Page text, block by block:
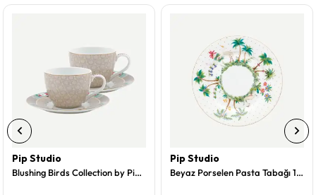
Pip Studio
Blushing Birds Collection by Pip Studio Haki Porselen Kahve Fincan Seti 120 Ml
Pip Studio
Beyaz Porselen Pasta Tabağı 17 Cm Jolie Collection by Pip Studio